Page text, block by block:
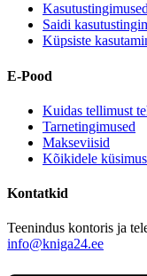
Kasutustingimused
Saidi
Küpsiste
E-Pood
Kuidas tellimust
Tarnetingimused
Makseviisid
Kõikidele
Kontatkid
Teenindus kontoris ja
info@kniga24.ee